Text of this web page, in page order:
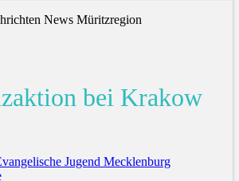
bei Krakow